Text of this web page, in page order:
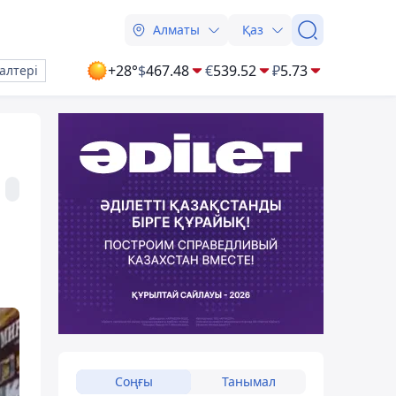
Алматы Қаз
+28°$467.48 €539.52 ₽5.73
Соңғы Танымал